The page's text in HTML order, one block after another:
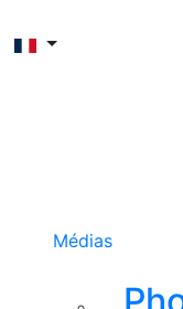
Médias